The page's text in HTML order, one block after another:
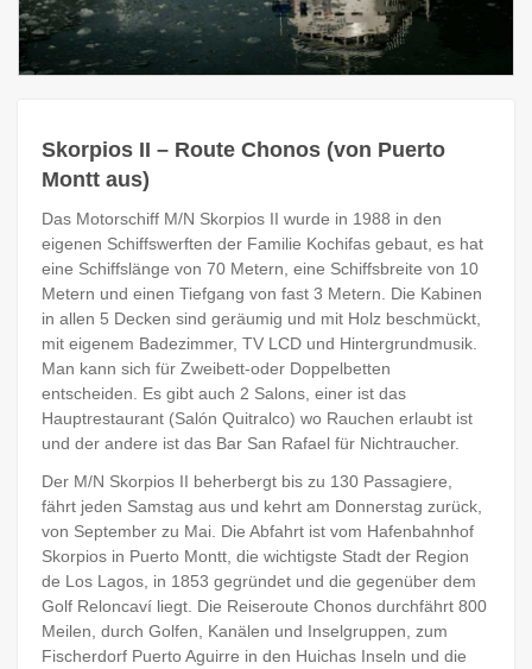
Skorpios II – Route Chonos (von Puerto
Montt aus)
Das Motorschiff M/N Skorpios II wurde in 1988 in den
eigenen Schiffswerften der Familie Kochifas gebaut, es hat
eine Schiffslänge von 70 Metern, eine Schiffsbreite von 10
Metern und einen Tiefgang von fast 3 Metern. Die Kabinen
in allen 5 Decken sind geräumig und mit Holz beschmückt,
mit eigenem Badezimmer, TV LCD und Hintergrundmusik.
Man kann sich für Zweibett-oder Doppelbetten
entscheiden. Es gibt auch 2 Salons, einer ist das
Hauptrestaurant (Salón Quitralco) wo Rauchen erlaubt ist
und der andere ist das Bar San Rafael für Nichtraucher.
Der M/N Skorpios II beherbergt bis zu 130 Passagiere,
fährt jeden Samstag aus und kehrt am Donnerstag zurück,
von September zu Mai. Die Abfahrt ist vom Hafenbahnhof
Skorpios in Puerto Montt, die wichtigste Stadt der Region
de Los Lagos, in 1853 gegründet und die gegenüber dem
Golf Reloncaví liegt. Die Reiseroute Chonos durchfährt 800
Meilen, durch Golfen, Kanälen und Inselgruppen, zum
Fischerdorf Puerto Aguirre in den Huichas Inseln und die